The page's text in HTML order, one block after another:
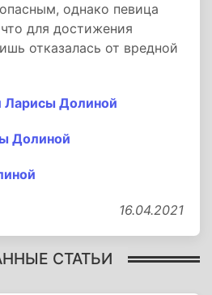
однако певица
для достижения
отказалась от вредной
Ларисы Долиной
Долиной
16.04.2021
СТАТЬИ